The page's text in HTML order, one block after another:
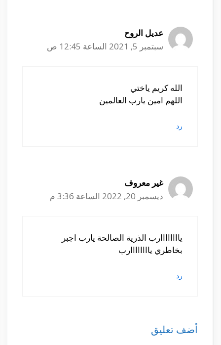
عديل الروح
سبتمبر 5, 2021 الساعة 12:45 ص
الله كريم ياختي
اللهم امين يارب العالمين
رد
غير معروف
ديسمبر 20, 2022 الساعة 3:36 م
ياااااااارب الذرية الصالحة يارب اجبر
بخاطري ياااااااارب
رد
أضف تعليق